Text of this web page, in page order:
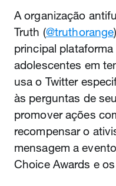
A organização
Truth (@truthorange
principal
adolescentes em
usa o Twitter
às perguntas de
promover ações
recompensar o
mensagem a
Choice Awards e